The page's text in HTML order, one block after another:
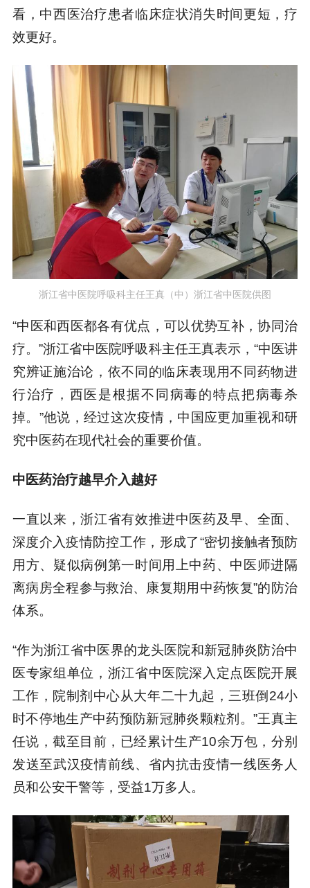
看，中西医治疗患者临床症状消失时间更短，疗
效更好。
浙江省中医院呼吸科主任王真（中）浙江省中医院供图
“中医和西医都各有优点，可以优势互补，协同治
疗。”浙江省中医院呼吸科主任王真表示，“中医讲
究辨证施治论，依不同的临床表现用不同药物进
行治疗，西医是根据不同病毒的特点把病毒杀
掉。”他说，经过这次疫情，中国应更加重视和研
究中医药在现代社会的重要价值。
中医药治疗越早介入越好
一直以来，浙江省有效推进中医药及早、全面、
深度介入疫情防控工作，形成了“密切接触者预防
用方、疑似病例第一时间用上中药、中医师进隔
离病房全程参与救治、康复期用中药恢复”的防治
体系。
“作为浙江省中医界的龙头医院和新冠肺炎防治中
医专家组单位，浙江省中医院深入定点医院开展
工作，院制剂中心从大年二十九起，三班倒24小
时不停地生产中药预防新冠肺炎颗粒剂。”王真主
任说，截至目前，已经累计生产10余万包，分别
发送至武汉疫情前线、省内抗击疫情一线医务人
员和公安干警等，受益1万多人。